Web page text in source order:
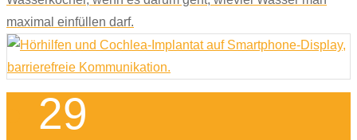
maximal einfüllen darf.
29